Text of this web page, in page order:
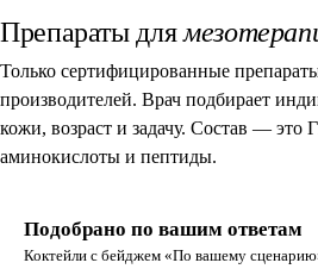
Препараты для
Только сертифицированные
производителей. Врач подбирает
кожи, возраст и задачу. Состав — это
аминокислоты и пептиды.
Подобрано по вашим ответам
Коктейли с бейджем «По вашему